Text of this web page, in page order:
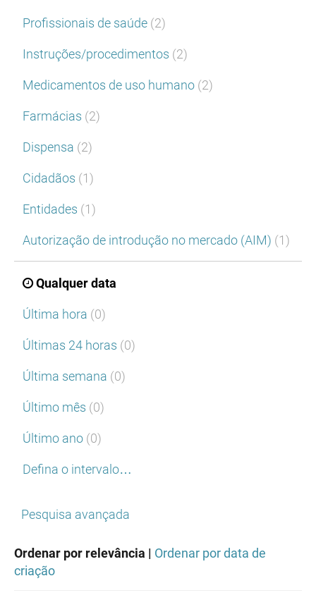
Profissionais de saúde (2)
Instruções/procedimentos (2)
Medicamentos de uso humano (2)
Farmácias (2)
Dispensa (2)
Cidadãos (1)
Entidades (1)
Autorização de introdução no mercado (AIM) (1)
Qualquer data
Última hora (0)
Últimas 24 horas (0)
Última semana (0)
Último mês (0)
Último ano (0)
Defina o intervalo…
Pesquisa avançada
Ordenar por relevância | Ordenar por data de
criação